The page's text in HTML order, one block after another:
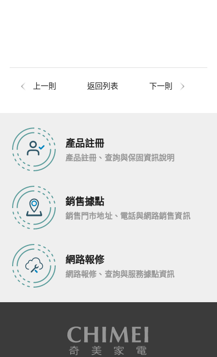
上一則 返回列表 下一則
產品註冊
產品註冊、查詢與保固資訊說明
銷售據點
銷售門市地址、電話與網路銷售資訊
網路報修
網路報修、查詢與服務據點資訊